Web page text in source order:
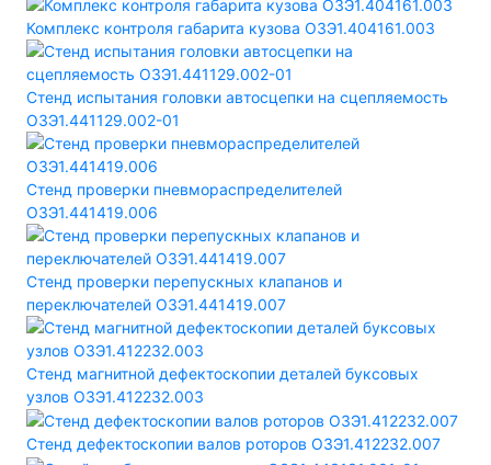
Комплекс контроля габарита кузова ОЗЭ1.404161.003
Стенд испытания головки автосцепки на сцепляемость
ОЗЭ1.441129.002-01
Стенд проверки пневмораспределителей
ОЗЭ1.441419.006
Стенд проверки перепускных клапанов и
переключателей ОЗЭ1.441419.007
Стенд магнитной дефектоскопии деталей буксовых
узлов ОЗЭ1.412232.003
Стенд дефектоскопии валов роторов ОЗЭ1.412232.007